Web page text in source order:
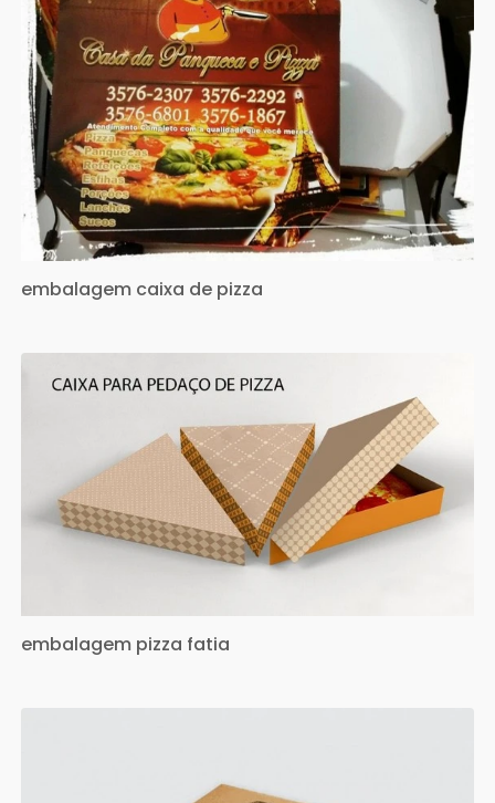
embalagem caixa de pizza
embalagem pizza fatia